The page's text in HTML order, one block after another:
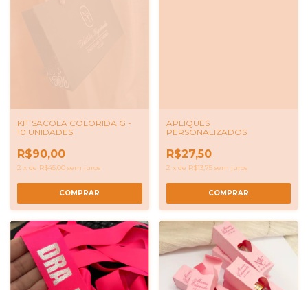
KIT SACOLA COLORIDA G -
10 UNIDADES
R$90,00
2 x de R$45,00 sem juros
COMPRAR
APLIQUES
PERSONALIZADOS
R$27,50
2 x de R$13,75 sem juros
COMPRAR